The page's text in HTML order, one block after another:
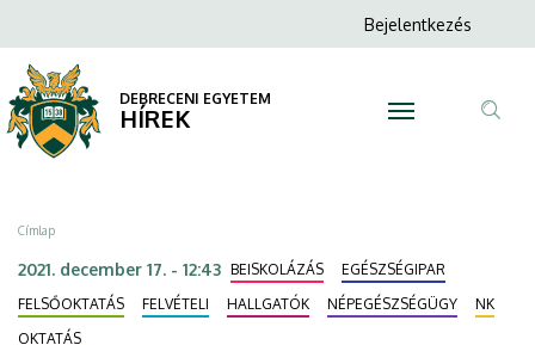
tudás
és
karrierépítés
DEBRECENI
EGYETEM
a
tartalomra
Anonim
menüje
Bejelentkezés
DEBRECENI EGYETEM
HÍREK
Morzsa
Címlap
2021. december 17. - 12:43 BEISKOLÁZÁS
EGÉSZSÉGIPAR
FELSŐOKTATÁS
FELVÉTELI HALLGATÓK NÉPEGÉSZSÉGÜGY
NK
OKTATÁS